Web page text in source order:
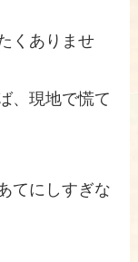
くありませ
、現地で慌て
てにしすぎな